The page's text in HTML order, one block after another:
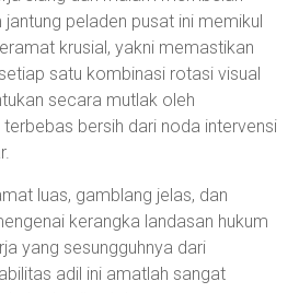
peladen pusat ini memikul
krusial, yakni memastikan
satu kombinasi rotasi visual
secara mutlak oleh
bersih dari noda intervensi
luas, gamblang jelas, dan
kerangka landasan hukum
yang sesungguhnya dari
adil ini amatlah sangat